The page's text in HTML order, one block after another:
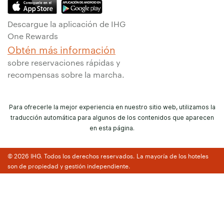
Descargue la aplicación de IHG
One Rewards
Obtén más información
sobre reservaciones rápidas y
recompensas sobre la marcha.
Para ofrecerle la mejor experiencia en nuestro sitio web, utilizamos la
traducción automática para algunos de los contenidos que aparecen
en esta página.
© 2026 IHG. Todos los derechos reservados. La mayoría de los hoteles
son de propiedad y gestión independiente.